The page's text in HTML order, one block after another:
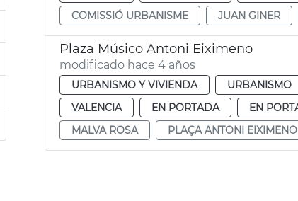
COMISSIÓ URBANISME
JUAN GINER
Plaza Músico Antoni Eiximeno
modificado hace 4 años
URBANISMO Y VIVIENDA URBANISMO
VALENCIA
EN PORTADA EN
MALVA ROSA
PLAÇA ANTONI EIXIMENO